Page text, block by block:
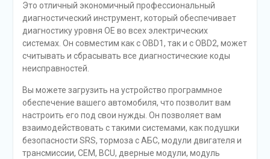
Это отличный экономичный профессиональный
диагностический инструмент, который обеспечивает
диагностику уровня OE во всех электрических
системах. Он совместим как с OBD1, так и с OBD2, может
считывать и сбрасывать все диагностические коды
неисправностей.
Вы можете загрузить на устройство программное
обеспечение вашего автомобиля, что позволит вам
настроить его под свои нужды. Он позволяет вам
взаимодействовать с такими системами, как подушки
безопасности SRS, тормоза с АБС, модули двигателя и
трансмиссии, CEM, BCU, дверные модули, модуль